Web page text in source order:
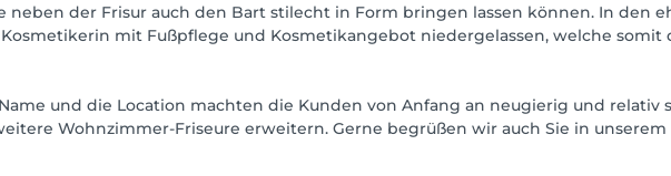
neben der Frisur auch den Bart stilecht in Form bringen lassen können. In den
mit Fußpflege und Kosmetikangebot niedergelassen, welche somit
und die Location machten die Kunden von Anfang an neugierig und
Wohnzimmer-Friseure erweitern. Gerne begrüßen wir auch Sie in